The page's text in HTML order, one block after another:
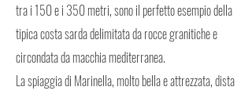
tra i 150 e i 350 metri, sono il perfetto esempio della
tipica costa sarda delimitata da rocce granitiche e
circondata da macchia mediterranea.
La spiaggia di Marinella, molto bella e attrezzata, dista